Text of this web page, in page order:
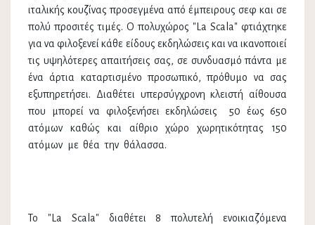
ιταλικής κουζίνας προσεγμένα από έμπειρους σεφ και σε
πολύ προσιτές τιμές. Ο πολυχώρος "La Scala" φτιάχτηκε
για να φιλοξενεί κάθε είδους εκδηλώσεις και να ικανοποιεί
τις υψηλότερες απαιτήσεις σας, σε συνδυασμό πάντα με
ένα άρτια καταρτισμένο προσωπικό, πρόθυμο να σας
εξυπηρετήσει. Διαθέτει υπερσύγχρονη κλειστή αίθουσα
που μπορεί να φιλοξενήσει εκδηλώσεις 50 έως 650
ατόμων καθώς και αίθριο χώρο χωρητικότητας 150
ατόμων με θέα την θάλασσα.
Το "La Scala" διαθέτει 8 πολυτελή ενοικιαζόμενα